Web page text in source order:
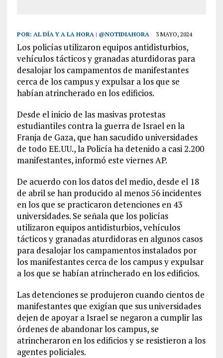
POR: AL DÍA Y A LA HORA | @NOTIDIAHORA 3 MAYO, 2024
Los policías utilizaron equipos antidisturbios,
vehículos tácticos y granadas aturdidoras para
desalojar los campamentos de manifestantes
cerca de los campus y expulsar a los que se
habían atrincherado en los edificios.
Desde el inicio de las masivas protestas
estudiantiles contra la guerra de Israel en la
Franja de Gaza, que han sacudido universidades
de todo EE.UU., la Policía ha detenido a casi 2.200
manifestantes, informó este viernes AP.
De acuerdo con los datos del medio, desde el 18
de abril se han producido al menos 56 incidentes
en los que se practicaron detenciones en 43
universidades. Se señala que los policías
utilizaron equipos antidisturbios, vehículos
tácticos y granadas aturdidoras en algunos casos
para desalojar los campamentos instalados por
los manifestantes cerca de los campus y expulsar
a los que se habían atrincherado en los edificios.
Las detenciones se produjeron cuando cientos de
manifestantes que exigían que sus universidades
dejen de apoyar a Israel se negaron a cumplir las
órdenes de abandonar los campus, se
atrincheraron en los edificios y se resistieron a los
agentes policiales.